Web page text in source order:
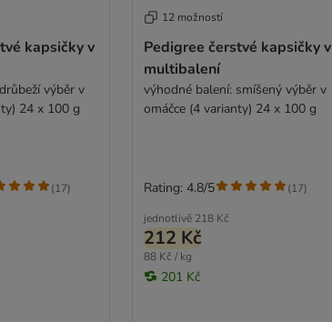
kapsičky v
výběr v
24 x 100 g
(17)
12 možností
Pedigree čerstvé kapsičky v
multibalení
výhodné balení: smíšený výběr v
omáčce (4 varianty) 24 x 100 g
jednotlivě 218 Kč
212 Kč
88 Kč / kg
201 Kč
Rating: 4.8/5 (17)